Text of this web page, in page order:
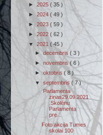
► 2025 ( 35 )
► 2024 ( 49 )
► 2023 ( 59 )
►2022 ( 62 )
▼ 2021 ( 45 )
►decembris ( 3 )
► novembris( 6 )
►oktobris ( 8 )
▼ septembris ( 7 )
Parlamenta
ziņas29.09.2021
.Skolēnu
Parlamenta
pre...
Foto akcija Tumes
skolai 100